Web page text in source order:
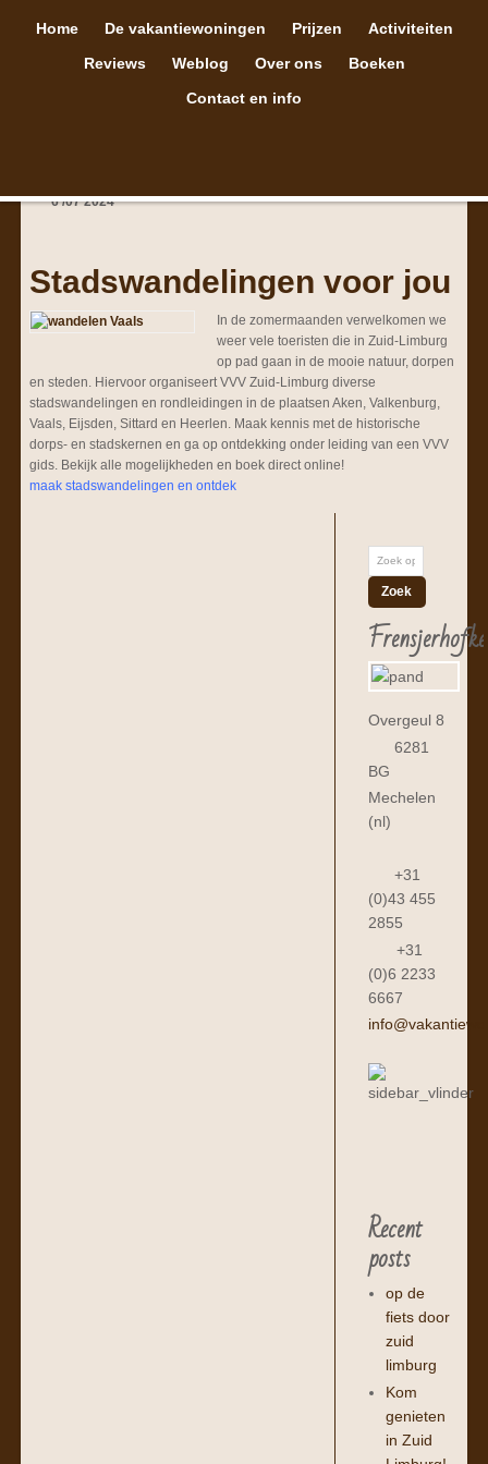
Home De vakantiewoningen Prijzen
Activiteiten
Reviews
Weblog Over ons
Boeken
Contact en info
6 /07 2024
Stadswandelingen voor jou
In de zomermaanden verwelkomen we
weer vele toeristen die in Zuid-Limburg
op pad gaan in de mooie natuur, dorpen
en steden. Hiervoor organiseert VVV Zuid-Limburg diverse
stadswandelingen en rondleidingen in de plaatsen Aken, Valkenburg,
Vaals, Eijsden, Sittard en Heerlen. Maak kennis met de historische
dorps- en stadskernen en ga op ontdekking onder leiding van een VVV
gids. Bekijk alle mogelijkheden en boek direct online!
maak stadswandelingen en ontdek
Frensjerhofke
Overgeul 8
6281
BG
Mechelen
(nl)
+31
(0)43 455
2855
+31
(0)6 2233
6667
Recent
posts
op de
fiets door
zuid
limburg
Kom
genieten
in Zuid